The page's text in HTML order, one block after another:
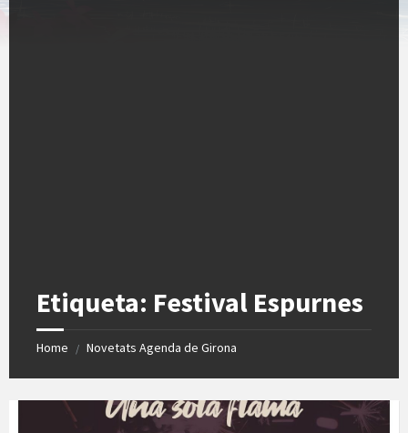
Etiqueta: Festival Espurnes
Home / Novetats Agenda de Girona
sotrac